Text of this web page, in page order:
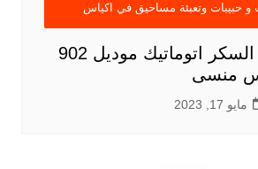
و حبيبات وتعبئة مساحيق في اكياس
ماكينات تعبئة السكر اتوماتيك موديل 902
منسى
مايو 17, 2023